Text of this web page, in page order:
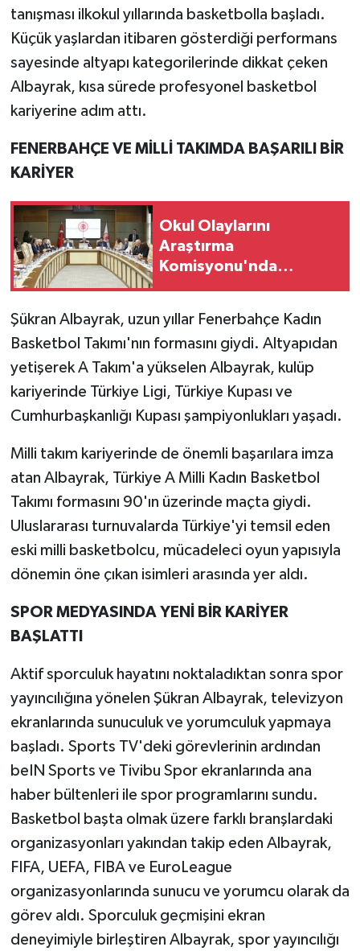
tanışması ilkokul yıllarında basketbolla başladı.
Küçük yaşlardan itibaren gösterdiği performans
sayesinde altyapı kategorilerinde dikkat çeken
Albayrak, kısa sürede profesyonel basketbol
kariyerine adım attı.
FENERBAHÇE VE MİLLİ TAKIMDA BAŞARILI BİR
KARİYER
Okul Olaylarını
Araştırma
Komisyonu'nda
alındı
Şükran Albayrak, uzun yıllar Fenerbahçe Kadın
Basketbol Takımı'nın formasını giydi. Altyapıdan
yetişerek A Takım'a yükselen Albayrak, kulüp
kariyerinde Türkiye Ligi, Türkiye Kupası ve
Cumhurbaşkanlığı Kupası şampiyonlukları yaşadı.
Milli takım kariyerinde de önemli başarılara imza
atan Albayrak, Türkiye A Milli Kadın Basketbol
Takımı formasını 90'ın üzerinde maçta giydi.
Uluslararası turnuvalarda Türkiye'yi temsil eden
eski milli basketbolcu, mücadeleci oyun yapısıyla
dönemin öne çıkan isimleri arasında yer aldı.
SPOR MEDYASINDA YENİ BİR KARİYER
BAŞLATTI
Aktif sporculuk hayatını noktaladıktan sonra spor
yayıncılığına yönelen Şükran Albayrak, televizyon
ekranlarında sunuculuk ve yorumculuk yapmaya
başladı. Sports TV'deki görevlerinin ardından
beIN Sports ve Tivibu Spor ekranlarında ana
haber bültenleri ile spor programlarını sundu.
Basketbol başta olmak üzere farklı branşlardaki
organizasyonları yakından takip eden Albayrak,
FIFA, UEFA, FIBA ve EuroLeague
organizasyonlarında sunucu ve yorumcu olarak da
görev aldı. Sporculuk geçmişini ekran
deneyimiyle birleştiren Albayrak, spor yayıncılığı